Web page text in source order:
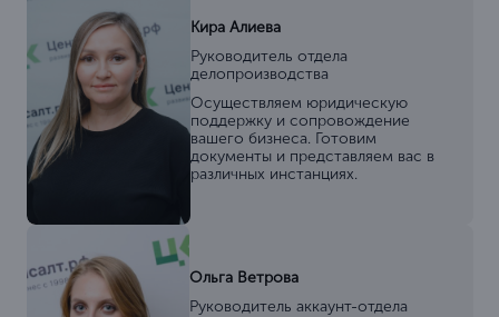
Кира Алиева
Руководитель отдела
делопроизводства
Осуществляем юридическую
поддержку и сопровождение
вашего бизнеса. Готовим
документы и представляем вас в
различных инстанциях.
Ольга Ветрова
Руководитель аккаунт-отдела